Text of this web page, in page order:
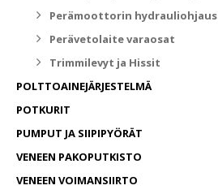
Perämoottorin hydrauliohjaus
Perävetolaite varaosat
Trimmilevyt ja Hissit
POLTTOAINEJÄRJESTELMÄ
POTKURIT
PUMPUT JA SIIPIPYÖRÄT
VENEEN PAKOPUTKISTO
VENEEN VOIMANSIIRTO